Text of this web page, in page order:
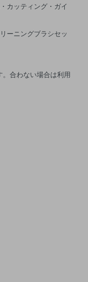
カッティング・ガイ
ーニングブラシセッ
合わない場合は利用